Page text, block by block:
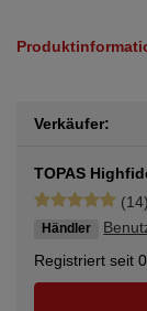
Verkäufer:
TOPAS
(14)
Händler
Registriert seit